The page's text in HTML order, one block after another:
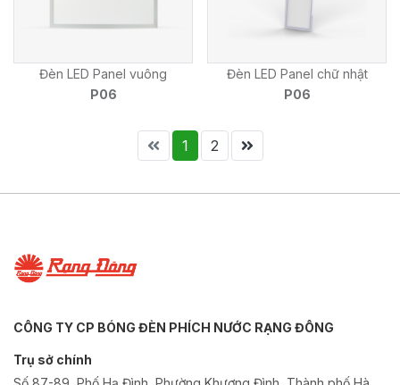
Đèn LED Panel vuông
P06
Đèn LED Panel chữ nhật
P06
1 2
CÔNG TY CP BÓNG ĐÈN PHÍCH NƯỚC RẠNG ĐÔNG
Trụ sở chính